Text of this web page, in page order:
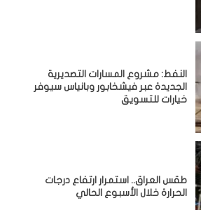
النفط: مشروع المسارات التصديرية
الجديدة عبر فيشخابور وبانياس سيوفر
خيارات للتسويق
طقس العراق.. استمرار ارتفاع درجات
الحرارة خلال الأسبوع الحالي